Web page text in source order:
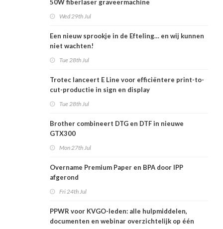
50W fiberlaser graveermachine
Wed 29th Jul
Een nieuw sprookje in de Efteling… en wij kunnen
niet wachten!
Tue 28th Jul
Trotec lanceert E Line voor efficiëntere print-to-
cut-productie in sign en display
Tue 28th Jul
Brother combineert DTG en DTF in nieuwe
GTX300
Mon 27th Jul
Overname Premium Paper en BPA door IPP
afgerond
Fri 24th Jul
PPWR voor KVGO-leden: alle hulpmiddelen,
documenten en webinar overzichtelijk op één